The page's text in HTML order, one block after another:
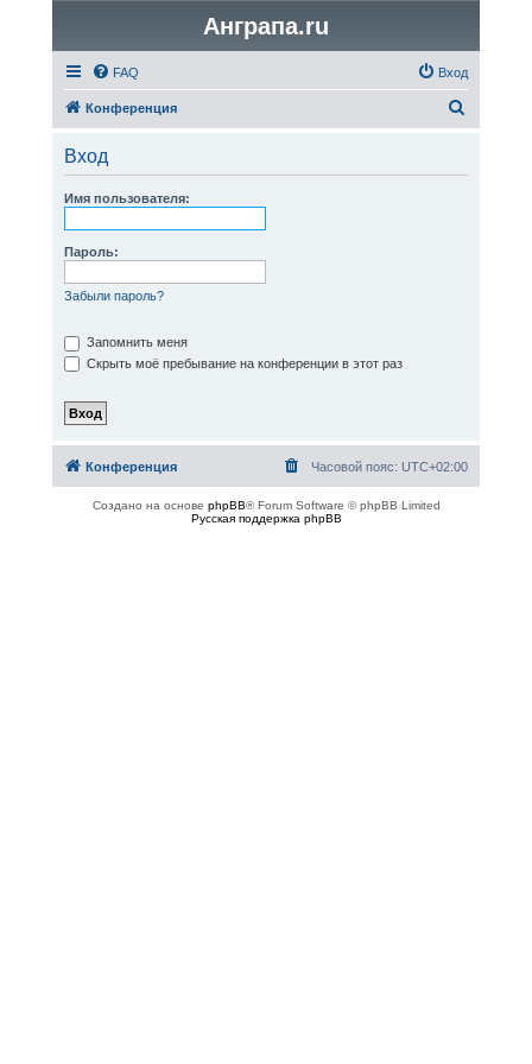
Анграпа.ru
FAQ Вход
Конференция
Вход
Имя пользователя:
Пароль:
Забыли пароль?
Запомнить меня
Скрыть моё пребывание на конференции в этот раз
Конференция Часовой пояс: UTC+02:00
Создано на основе phpBB® Forum Software © phpBB Limited
Русская поддержка phpBB